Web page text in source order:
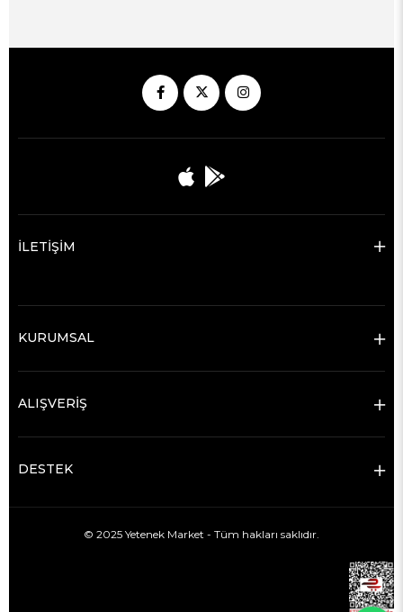
İLETİŞİM
KURUMSAL
ALIŞVERİŞ
DESTEK
© 2025 Yetenek Market - Tüm hakları saklıdır.